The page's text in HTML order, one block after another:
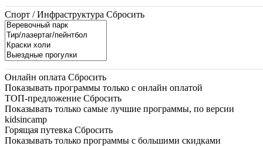
Спорт / Инфраструктура Сбросить
Онлайн оплата Сбросить
Показывать программы только с онлайн оплатой
ТОП-предложение Сбросить
Показывать только самые лучшие программы, по версии
kidsincamp
Горящая путевка Сбросить
Показывать только программы с большими скидками